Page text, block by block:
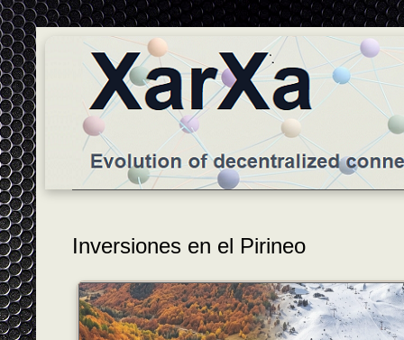
Inversiones en el Pirineo